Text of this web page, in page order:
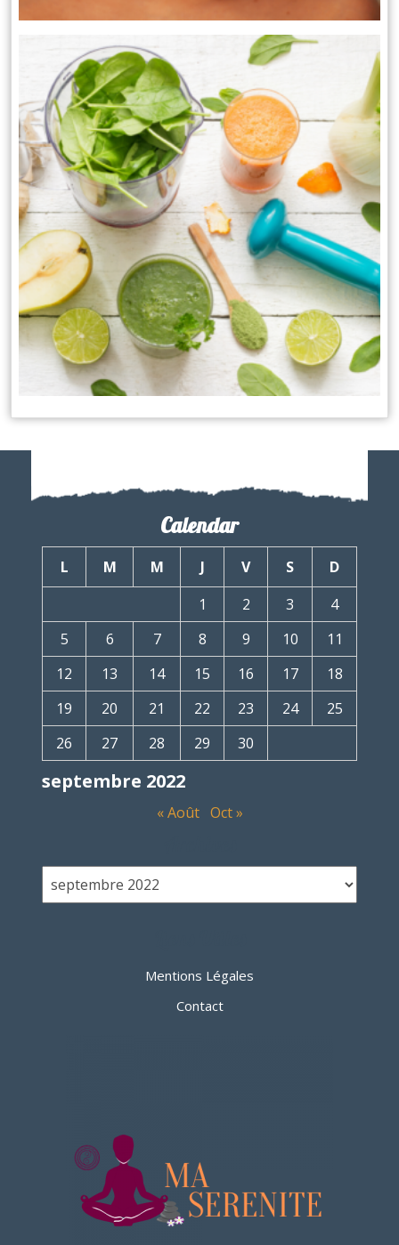
Calendar
septembre 2022
L M M J V S
D
1
2 3
4
5
6 7 8 9 10
11
12
13 14 15 16 17
18
19
20 21 22 23 24
25
26
27 28 29 30
« Août Oct »
Mentions Légales
Contact